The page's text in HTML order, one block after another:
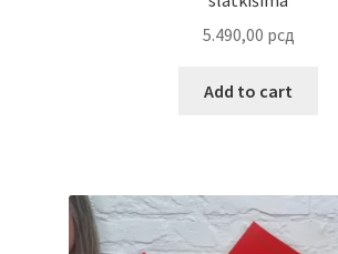
Slaniši
5.490,00 рсд
Add to cart